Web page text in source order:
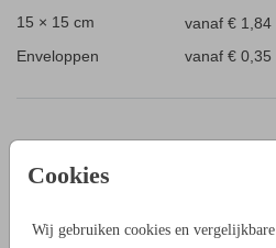
Cookies
Wij gebruiken cookies en
15 × 15 cm
vanaf € 1,84
Enveloppen
vanaf € 0,35
Kies voor deze blauwe moderne